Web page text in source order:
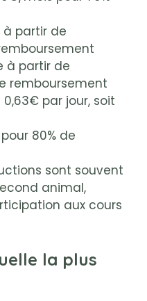
à partir de
à partir de
remboursement
par jour, soit
80% de
sont souvent
animal,
aux cours
la plus